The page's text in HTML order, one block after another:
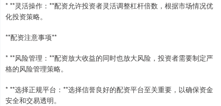
* **灵活操作：**配资允许投资者灵活调整杠杆倍数，根据市场情况优
化投资策略。
**配资注意事项**
* **风险管理：**配资放大收益的同时也放大风险，投资者需要制定严
格的风险管理策略。
* **选择正规平台：**选择信誉良好的配资平台至关重要，以确保资金
安全和交易透明。